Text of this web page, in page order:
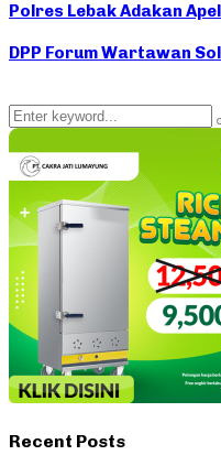
Polres Lebak Adakan
DPP Forum Wartawan
Search
for:
Recent Posts